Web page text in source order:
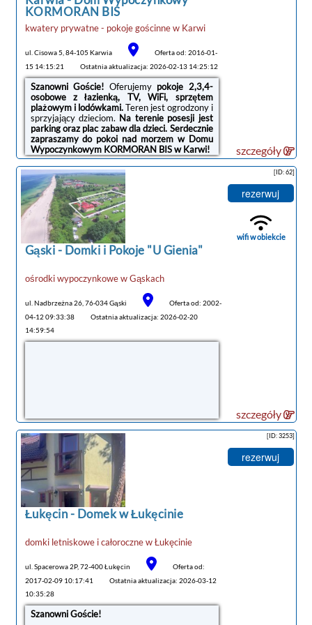
Tuż przy ośrodku znajduje się
dzieci, a na posesji obok mieszczą sięsklep
spożywczy orazjadłodajniaz możliwością
wykupienia całodziennego wyżywienia.
W odległości 100 metrów od ośrodka
znajduje się nowo wybudowany obiekt
sportowy z kortami tenisowymi oraz siłownią.
Zaplanuj swoje wczasy nad morzem w Rewalu
-Dom Wczasowy Viva zaprasza!
tanie noclegi
KORMORAN BIS
kwatery prywatne - pokoje gościnnew Karwi
ul. Cisowa 5, 84-105 Karwia
Oferta od: 2016-01-
15 14:15:21
Ostatnia aktualizacja: 2026-02-13 14:25:12
Szanowni Goście! Oferujemy pokoje 2,3,4-
osobowe z łazienką, TV, WiFi, sprzętem
plażowym i lodówkami.Teren jest ogrodzony i
sprzyjający dzieciom. Na terenie posesji jest
parking oraz plac zabaw dla dzieci. Serdecznie
zapraszamy do pokoi nad morzem w Domu
Wypoczynkowym KORMORAN BIS w Karwi!
szczegóły
tanie noclegi
Gąski - Domki i Pokoje "U Gienia"
ośrodki wypoczynkowewGąskach
ul. Nadbrzeżna 26, 76-034 Gąski
Oferta od: 2002-
04-12 09:33:38
Ostatnia aktualizacja: 2026-02-20
14:59:54
[ID: 62]
rezerwuj
wifi w obiekcie
szczegóły
tanie noclegi
Łukęcin - Domek w Łukęcinie
domki letniskowe i całorocznewŁukęcinie
ul. Spacerowa 2P, 72-400 Łukęcin
Oferta od:
2017-02-09 10:17:41
Ostatnia aktualizacja: 2026-03-12
10:35:28
Szanowni Goście!
[ID: 3253]
rezerwuj